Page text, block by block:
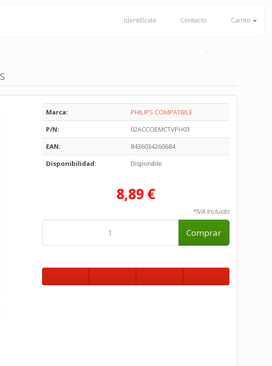
Identifícate Contacto Carrito
Marca:
PHILIPS COMPATIBLE
P/N:
02ACCOEMCTVPH03
EAN:
8436034260684
Disponibilidad:
Disponible
8,89 €
*IVA Incluido
Comprar